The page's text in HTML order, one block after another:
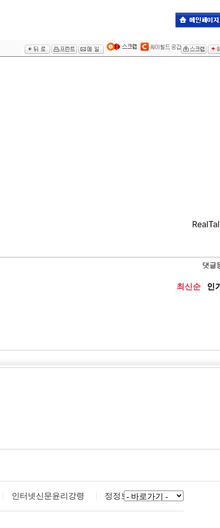
인터넷신문윤리강령 정정보도